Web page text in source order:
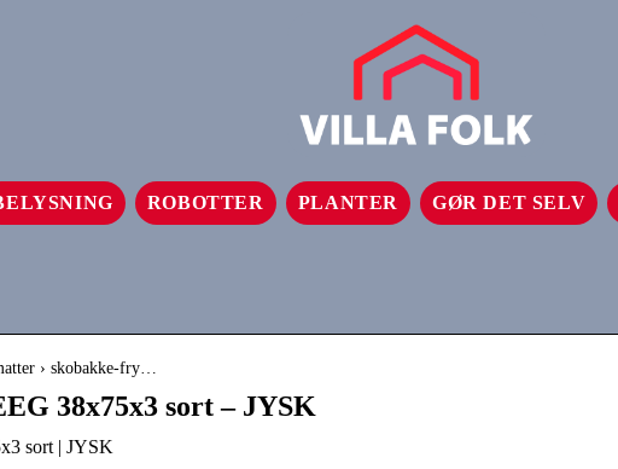
ROBOTTER PLANTER GØR DET SELV
› skobakke-fry…
38x75x3 sort – JYSK
sort | JYSK